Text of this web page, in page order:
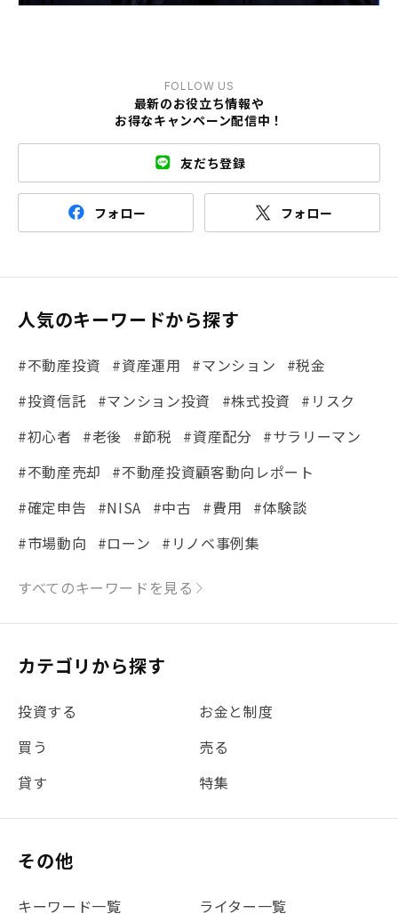
FOLLOW US
最新のお役立ち情報や
お得なキャンペーン配信中！
友だち登録
フォロー フォロー
人気のキーワードから探す
#不動産投資 #資産運用 #マンション
#税金
#投資信託
#マンション投資 #株式投資
#リスク
#初心者
#老後 #節税 #資産配分 #サラリーマン
#不動産売却
#不動産投資顧客動向レポート
#確定申告
#NISA #中古 #費用
#体験談
#市場動向
#ローン
#リノベ事例集
#シミュレーション #まちの住みやすさ発見！
#REIT
#新型コロナ #ETF #固定資産税
#団体信用生命保険
#贈与税 #災害に備える
#書類
#リノシーチャンネル
#不動産投資体験レポ
#地震対策
#セミナー #渋谷
#ふるさと納税
すべてのキーワードを見る
カテゴリから探す
投資する
お金と制度
買う
売る
貸す
特集
その他
キーワード一覧
ライター一覧